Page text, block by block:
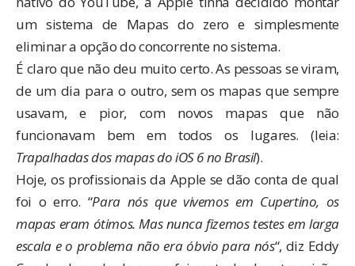
um sistema de Mapas do zero e simplesmente
eliminar a opção do concorrente no sistema.
É claro que não deu muito certo. As pessoas se viram,
de um dia para o outro, sem os mapas que sempre
usavam, e pior, com novos mapas que não
funcionavam bem em todos os lugares. (leia:
Trapalhadas dos mapas do iOS 6 no Brasil).
Hoje, os profissionais da Apple se dão conta de qual
foi o erro. “Para nós que vivemos em Cupertino, os
mapas eram ótimos. Mas nunca fizemos testes em larga
escala e o problema não era óbvio para nós“, diz Eddy